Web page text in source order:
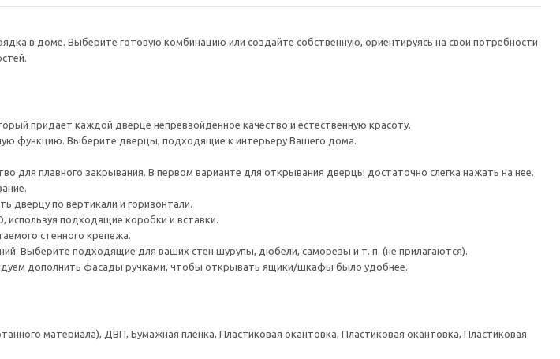
в доме. Выберите готовую комбинацию или создайте собственную, ориентируясь на свои потребности
придает каждой дверце непревзойденное качество и естественную красоту.
функцию. Выберите дверцы, подходящие к интерьеру Вашего дома.
для плавного закрывания. В первом варианте для открывания дверцы достаточно слегка нажать на нее.
дверцу по вертикали и горизонтали.
используя подходящие коробки и вставки.
стенного крепежа.
Выберите подходящие для ваших стен шурупы, дюбели, саморезы и т. п. (не прилагаются).
дополнить фасады ручками, чтобы открывать ящики/шкафы было удобнее.
материала), ДВП, Бумажная пленка, Пластиковая окантовка, Пластиковая окантовка, Пластиковая